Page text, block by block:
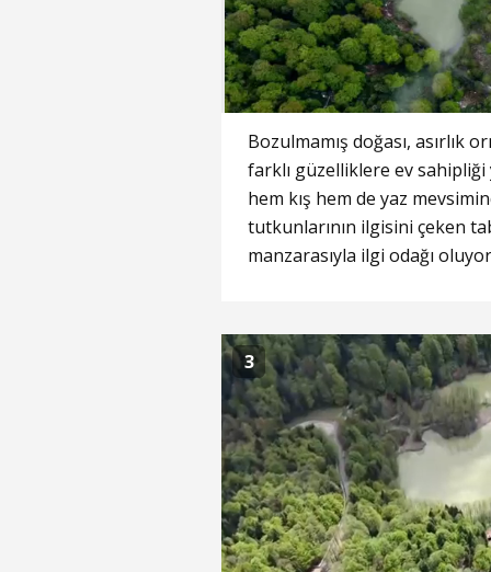
Bozulmamış doğası,
farklı güzelliklere ev sahipliği
hem kış hem de yaz
tutkunlarının ilgisini çeken
manzarasıyla ilgi odağı
3